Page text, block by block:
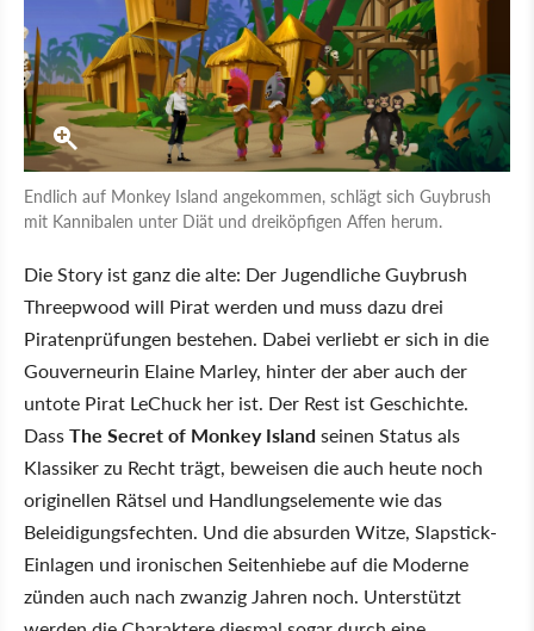
Endlich auf Monkey Island angekommen, schlägt sich Guybrush
mit Kannibalen unter Diät und dreiköpfigen Affen herum.
Die Story ist ganz die alte: Der Jugendliche Guybrush
Threepwood will Pirat werden und muss dazu drei
Piratenprüfungen bestehen. Dabei verliebt er sich in die
Gouverneurin Elaine Marley, hinter der aber auch der
untote Pirat LeChuck her ist. Der Rest ist Geschichte.
DassThe Secret of Monkey Islandseinen Status als
Klassiker zu Recht trägt, beweisen die auch heute noch
originellen Rätsel und Handlungselemente wie das
Beleidigungsfechten. Und die absurden Witze, Slapstick-
Einlagen und ironischen Seitenhiebe auf die Moderne
zünden auch nach zwanzig Jahren noch. Unterstützt